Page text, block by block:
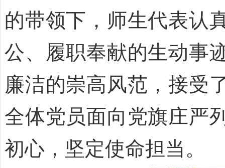
的带领下，师生代表认
公、履职奉献的生动事
廉洁的崇高风范，接受
全体党员面向党旗庄严
初心，坚定使命担当。